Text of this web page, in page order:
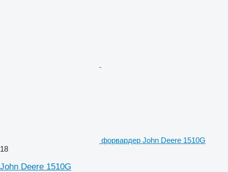
форвардер John Deere 1510G
18
John Deere 1510G